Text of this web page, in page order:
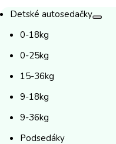
Detské autosedačky
0-18kg
0-25kg
15-36kg
9-18kg
9-36kg
Podsedáky